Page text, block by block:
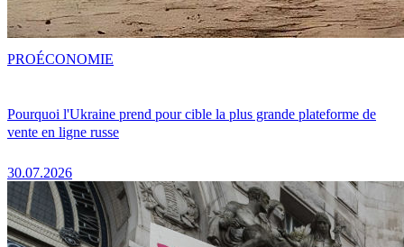
Pourquoi l'Ukraine prend pour cible la plus grande plateforme de
vente en ligne russe
30.07.2026
PROÉCONOMIE